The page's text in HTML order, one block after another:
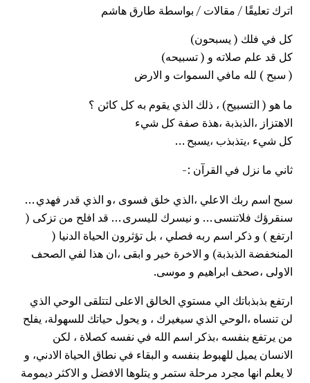
اترك تعليقًا / مقالات / بواسطة طارق هاشم
كل في فلك ( يسبحون)
كل قد علم صلاته و ( تسبيحه)
( سبح ) لله مافي السموات و الارض
ما هو ( التسبيح) ، ذلك الذي يقوم به كل كائن ؟
الاهتزاز ،الذبذبة ،هذة صفة كل شيء
كل شيء ،يتذبذب ،يسبح …
ثاني ما نزل في القرآن :-
سبح اسم ربك الاعلي ،الذي خلق فسوى ،و الذي قدر فهدي …
سنقرؤك فلاتنسى … و نيسرك لليسرى … قد افلح من تزكى (
ارتفع ) و ذكر اسم ربه فصلي ، بل تؤثرون الحياة الدنيا (
المنخفضة الذبذبة) و الاخرة خير و ابقى ،ان هذا لفي الصحف
الاولى ،صحف ابراهيم و موسى.
ارتفع بذبذباتك الي مستوي الخالق الاعلى لتتلقى الوحي الذي
لن تنساه ،الوحي الذي سيغيرك ، و يحول حياتك للسهولة، يفلح
من يرتفع بنفسه ،بذكر اسم الله في نفسه كصلاة ، لكن
الانسان يميل للهبوط بنفسه و البقاء في نطاق الحياة الادني، و
لا يعلم انها مجرد مرحلة ستمر و يتلوها الافضل و الاكثر ديمومة